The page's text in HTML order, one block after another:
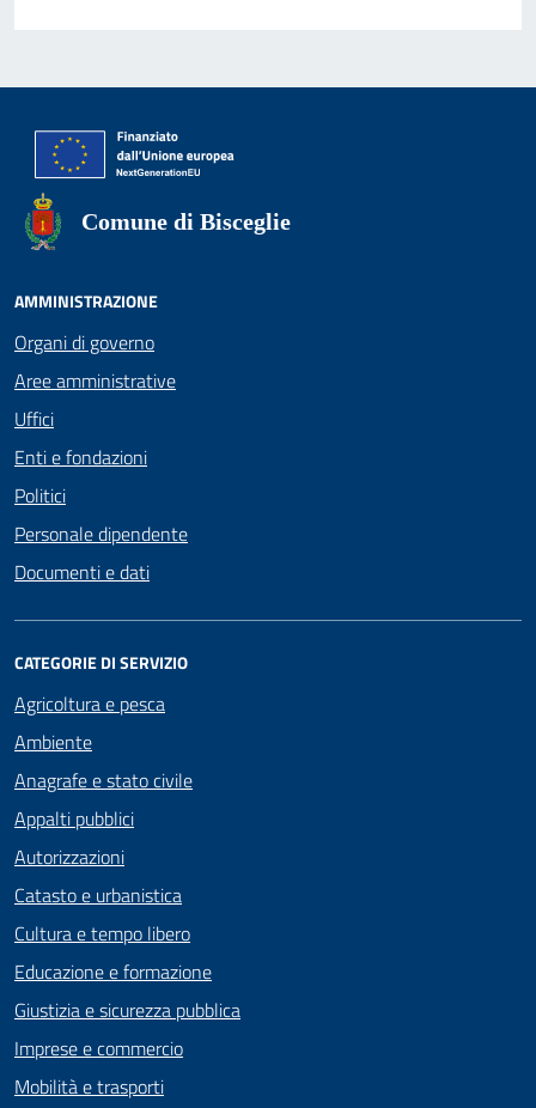
Comune di Bisceglie
AMMINISTRAZIONE
Organi di governo
Aree amministrative
Uffici
Enti e fondazioni
Politici
Personale dipendente
Documenti e dati
CATEGORIE DI SERVIZIO
Agricoltura e pesca
Ambiente
Anagrafe e stato civile
Appalti pubblici
Autorizzazioni
Catasto e urbanistica
Cultura e tempo libero
Educazione e formazione
Giustizia e sicurezza pubblica
Imprese e commercio
Mobilità e trasporti